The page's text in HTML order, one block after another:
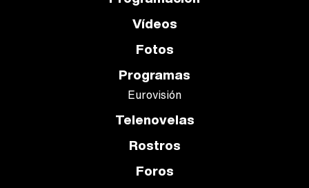
Vídeos
Fotos
Programas
Eurovisión
Telenovelas
Rostros
Foros